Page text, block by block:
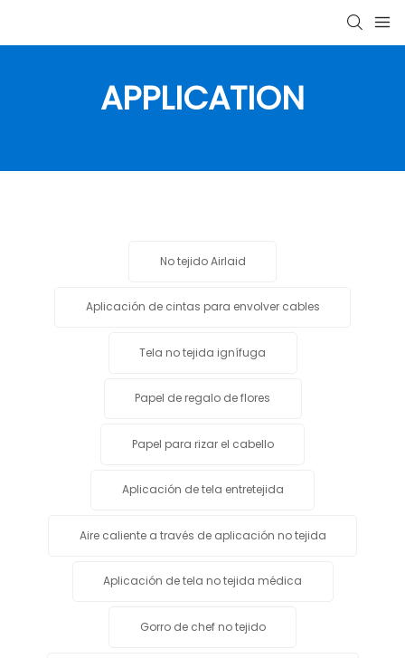
APPLICATION
No tejido Airlaid
Aplicación de cintas para envolver cables
Tela no tejida ignífuga
Papel de regalo de flores
Papel para rizar el cabello
Aplicación de tela entretejida
Aire caliente a través de aplicación no tejida
Aplicación de tela no tejida médica
Gorro de chef no tejido